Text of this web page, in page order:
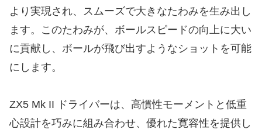
より実現され、スムーズで大きなたわみを生み出し
ます。このたわみが、ボールスピードの向上に大い
に貢献し、ボールが飛び出すようなショットを可能
にします。
​ZX5 Mk II ドライバーは、高慣性モーメントと低重
心設計を巧みに組み合わせ、優れた寛容性を提供し